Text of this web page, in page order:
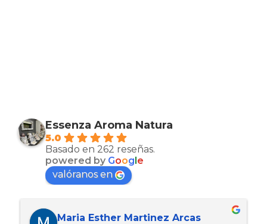
Essenza Aroma Natura
5.0
Basado en 262 reseñas.
powered by Goog e
valóranos en
Maria Esther Martinez Arcas